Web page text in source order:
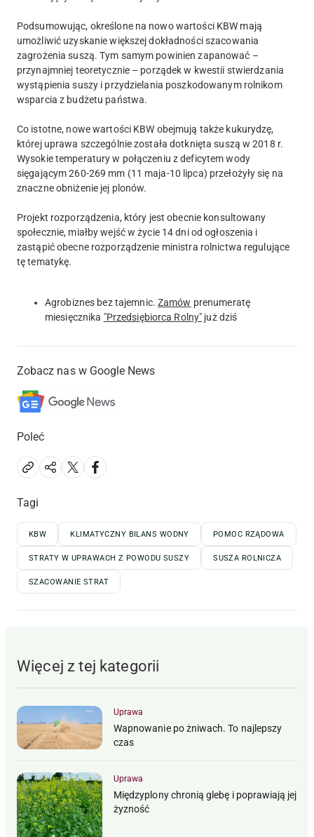
Podsumowując, określone na nowo wartości KBW mają
umożliwić uzyskanie większej dokładności szacowania
zagrożenia suszą. Tym samym powinien zapanować –
przynajmniej teoretycznie – porządek w kwestii stwierdzania
wystąpienia suszy i przydzielania poszkodowanym rolnikom
wsparcia z budżetu państwa.
Co istotne, nowe wartości KBW obejmują także kukurydzę,
której uprawa szczególnie została dotknięta suszą w 2018 r.
Wysokie temperatury w połączeniu z deficytem wody
sięgającym 260-269 mm (11 maja-10 lipca) przełożyły się na
znaczne obniżenie jej plonów.
Projekt rozporządzenia, który jest obecnie konsultowany
społecznie, miałby wejść w życie 14 dni od ogłoszenia i
zastąpić obecne rozporządzenie ministra rolnictwa regulujące
tę tematykę.
Agrobiznes bez tajemnic. Zamów prenumeratę
miesięcznika "Przedsiębiorca Rolny" już dziś
Zobacz nas w Google News
Poleć
Tagi
KBW KLIMATYCZNY BILANS WODNY POMOC RZĄDOWA
STRATY W UPRAWACH Z POWODU SUSZY SUSZA ROLNICZA
SZACOWANIE STRAT
Więcej z tej kategorii
Uprawa
Wapnowanie po żniwach. To najlepszy
czas
Uprawa
Międzyplony chronią glebę i poprawiają jej
żyzność